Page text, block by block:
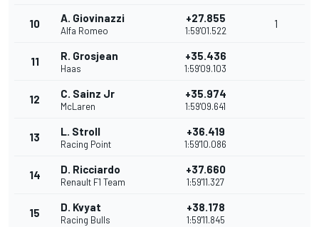
10 A. Giovinazzi
Alfa Romeo
+27.855
1:59'01.522
1
11 R. Grosjean
Haas
+35.436
1:59'09.103
12 C. Sainz Jr
McLaren
+35.974
1:59'09.641
13 L. Stroll
Racing Point
+36.419
1:59'10.086
14 D. Ricciardo
Renault F1 Team
+37.660
1:59'11.327
15 D. Kvyat
Racing Bulls
+38.178
1:59'11.845